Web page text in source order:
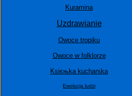
Kuramina
Uzdrawianie
Owoce tropiku
Owoce w folklorze
Ksiєњka kucharska
Ewolucja ludzi